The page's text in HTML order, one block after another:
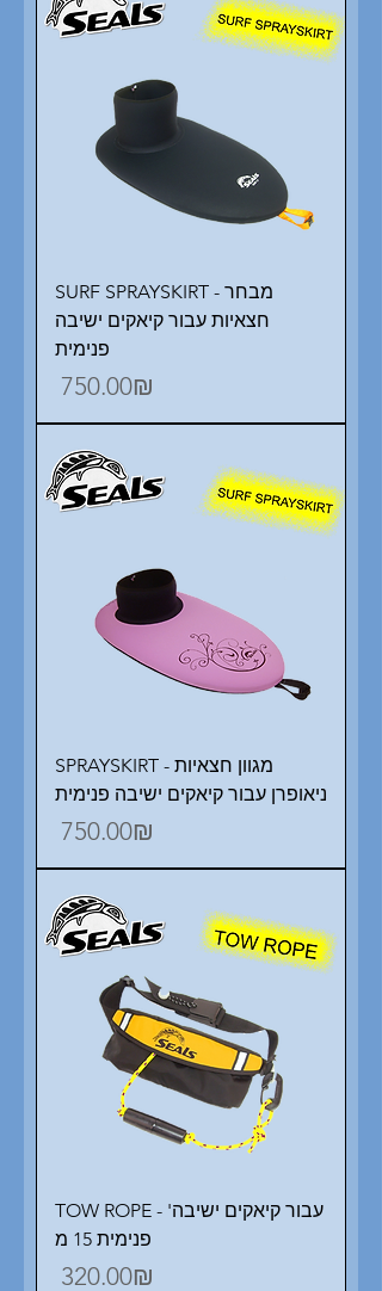
SURF SPRAYSKIRT - מבחר
חצאיות עבור קיאקים ישיבה
פנימית
Price ‏750.00 ‏₪
SPRAYSKIRT - מגוון חצאיות
ניאופרן עבור קיאקים ישיבה פנימית
Price ‏750.00 ‏₪
TOW ROPE - 'עבור קיאקים ישיבה
פנימית 15 מ
Price ‏320.00 ‏₪